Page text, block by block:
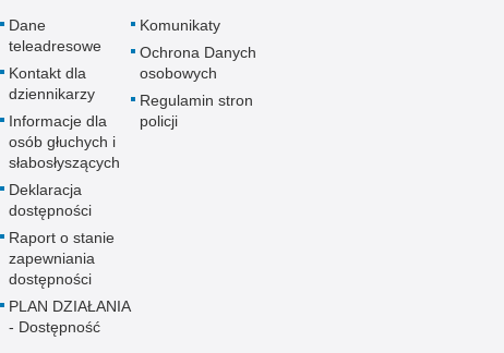
Dane
teleadresowe
Kontakt dla
dziennikarzy
Informacje dla
osób głuchych i
słabosłyszących
Deklaracja
dostępności
Raport o stanie
zapewniania
dostępności
PLAN DZIAŁANIA
- Dostępność
Komunikaty
Ochrona Danych
osobowych
Regulamin stron
policji